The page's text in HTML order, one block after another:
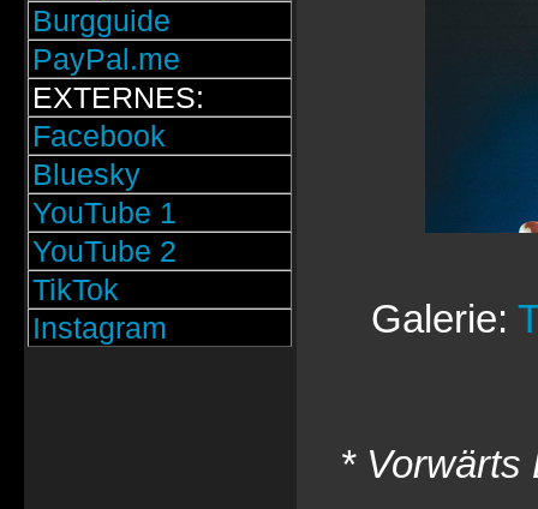
Burgguide
PayPal.me
EXTERNES:
Facebook
Bluesky
YouTube 1
YouTube 2
TikTok
Instagram
Galerie:
* Vorwärts